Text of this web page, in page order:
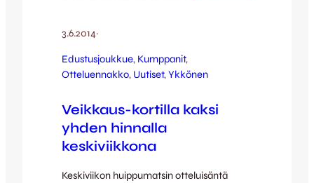
3.6.2014·
Edustusjoukkue, Kumppanit
Otteluennakko, Uutiset, Ykkönen
Veikkaus-kortilla kaksi
yhden hinnalla
keskiviikkona
Keskiviikon huippumatsin otteluisäntä